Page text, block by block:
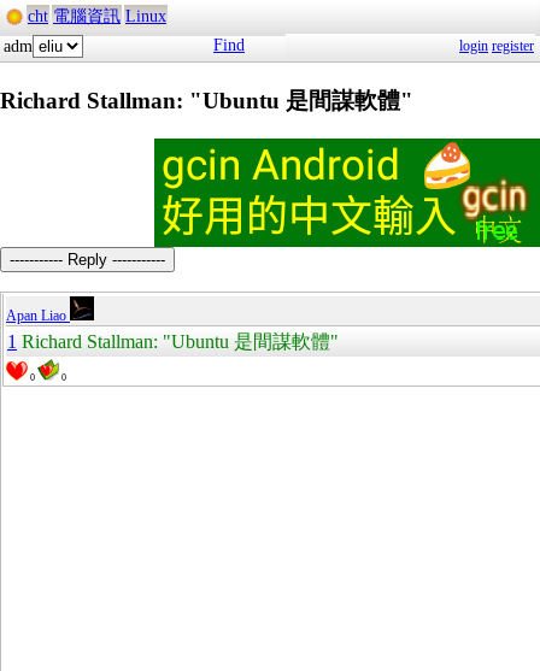
cht 電腦資訊 Linux
adm
Find login register
Richard Stallman: "Ubuntu 是間謀軟體"
----------- Reply -----------
Apan Liao
1 Richard Stallman: "Ubuntu 是間謀軟體"
0 0